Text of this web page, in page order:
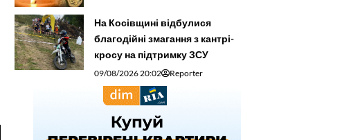
На Косівщині відбулися
благодійні змагання з кантрі-
кросу на підтримку ЗСУ
09/08/2026 20:02 Reporter